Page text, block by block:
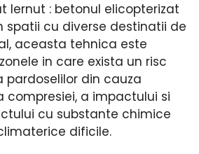
Iernut : betonul elicopterizat
spatii cu diverse destinatii de
aceasta tehnica este
in care exista un risc
pardoselilor din cauza
compresiei, a impactului si
cu substante chimice
dificile.